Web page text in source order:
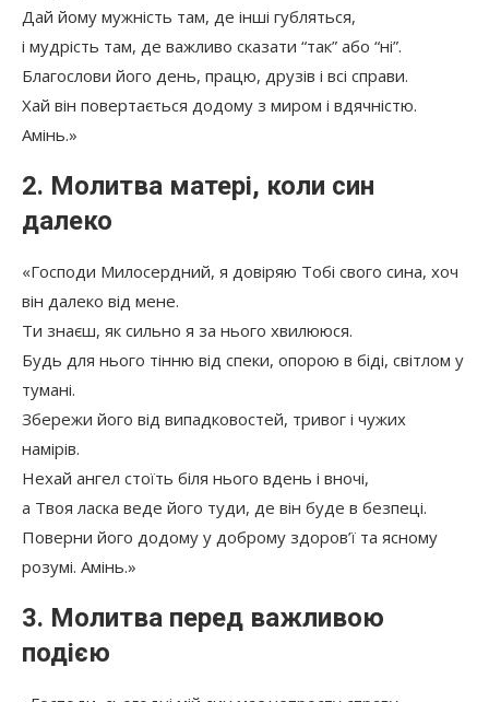
Дай йому мужність там, де інші губляться,
і мудрість там, де важливо сказати “так” або “ні”.
Благослови його день, працю, друзів і всі справи.
Хай він повертається додому з миром і вдячністю.
Амінь.»
2. Молитва матері, коли син
далеко
«Господи Милосердний, я довіряю Тобі свого сина, хоч
він далеко від мене.
Ти знаєш, як сильно я за нього хвилююся.
Будь для нього тінню від спеки, опорою в біді, світлом у
тумані.
Збережи його від випадковостей, тривог і чужих
намірів.
Нехай ангел стоїть біля нього вдень і вночі,
а Твоя ласка веде його туди, де він буде в безпеці.
Поверни його додому у доброму здоров’ї та ясному
розумі. Амінь.»
3. Молитва перед важливою
подією